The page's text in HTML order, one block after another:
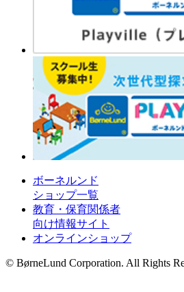
ボーネルンド
ショップ一覧
教育・保育関係者
向け情報サイト
オンラインショップ
© BørneLund Corporation. All Rights